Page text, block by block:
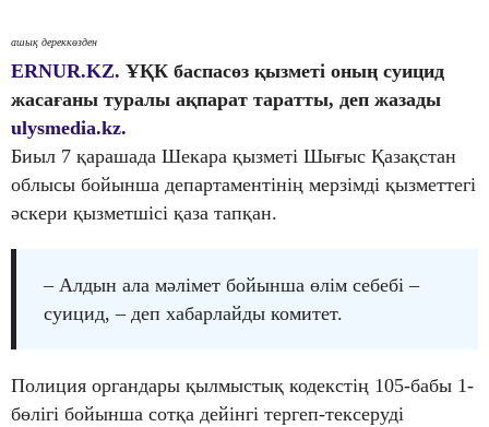
ашық дереккөзден
ERNUR.KZ. ҰҚК баспасөз қызметі оның суицид
жасағаны туралы ақпарат таратты, деп жазады
ulysmedia.kz.
Биыл 7 қарашада Шекара қызметі Шығыс Қазақстан
облысы бойынша департаментінің мерзімді қызметтегі
әскери қызметшісі қаза тапқан.
– Алдын ала мәлімет бойынша өлім себебі –
суицид, – деп хабарлайды комитет.
Полиция органдары қылмыстық кодекстің 105-бабы 1-
бөлігі бойынша сотқа дейінгі тергеп-тексеруді